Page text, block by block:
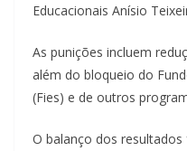
Educacionais Anísio
As punições incluem
além do bloqueio do
(Fies) e de outros
O balanço dos